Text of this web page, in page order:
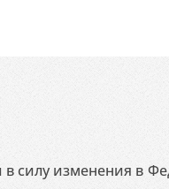
в силу изменения в